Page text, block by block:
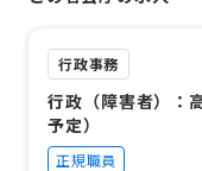
行政事務
行政（障害者）：
予定）
正規職員